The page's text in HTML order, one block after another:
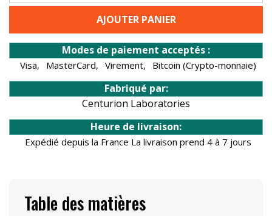
AJOUTER PANIER
Modes de paiement acceptés :
Visa, MasterCard, Virement, Bitcoin (Crypto-monnaie)
Fabriqué par:
Centurion Laboratories
Heure de livraison:
Expédié depuis la France La livraison prend 4 à 7 jours
Table des matières